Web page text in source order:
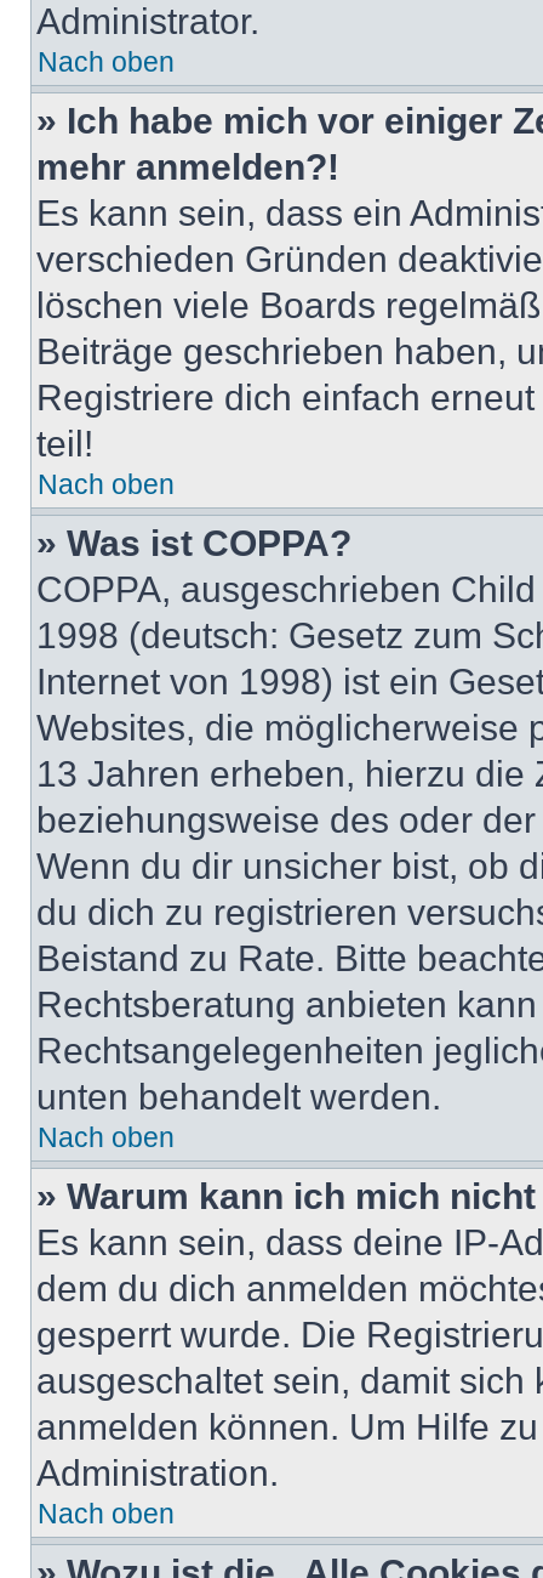
Administrator.
Nach oben
» Ich habe mich vor einiger
mehr anmelden?!
Es kann sein, dass ein
verschieden Gründen
löschen viele Boards
Beiträge geschrieben haben,
Registriere dich einfach
teil!
Nach oben
» Was ist COPPA?
COPPA, ausgeschrieben
1998 (deutsch: Gesetz zum
Internet von 1998) ist ein
Websites, die möglicherweise
13 Jahren erheben, hierzu die
beziehungsweise des oder
Wenn du dir unsicher bist, ob
du dich zu registrieren
Beistand zu Rate. Bitte
Rechtsberatung anbieten
Rechtsangelegenheiten
unten behandelt werden.
Nach oben
» Warum kann ich mich
Es kann sein, dass deine IP-
dem du dich anmelden
gesperrt wurde. Die
ausgeschaltet sein, damit
anmelden können. Um Hilfe
Administration.
Nach oben